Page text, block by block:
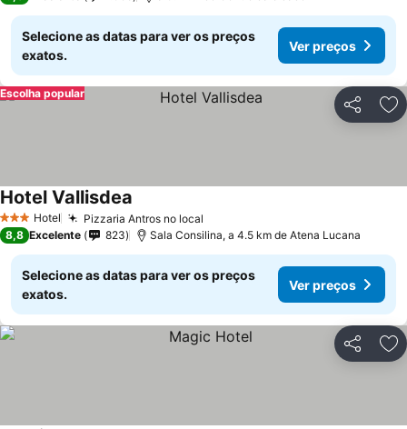
Selecione as datas para ver os preços
exatos.
Ver preços
Partilhar
Escolha popular
3 EstrelasHotel Pizzaria Antros no local
Hotel Vallisdea
8,8 Excelente 823 Sala Consilina, a 4.5 km de Atena Lucana
Selecione as datas para ver os preços
exatos.
Ver preços
Partilhar